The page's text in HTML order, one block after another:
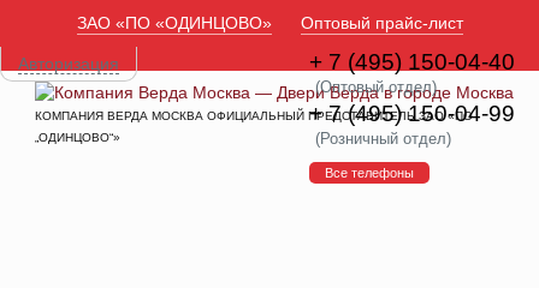
ЗАО «ПО «ОДИНЦОВО» Оптовый прайс-лист
Авторизация
КОМПАНИЯ ВЕРДА МОСКВА ОФИЦИАЛЬНЫЙ ПРЕДСТАВИТЕЛЬ ЗАО «ПО
„ОДИНЦОВО“»
+ 7 (495) 150-04-40
(Оптовый отдел)
+ 7 (495) 150-04-99
(Розничный отдел)
Все телефоны